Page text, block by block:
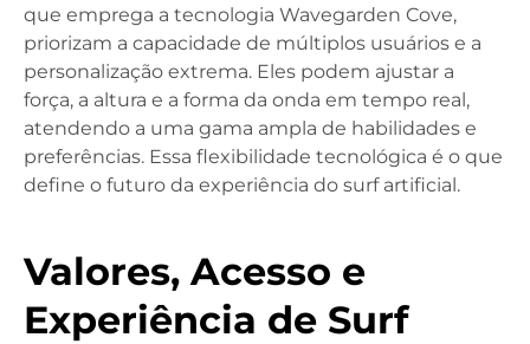
que emprega a tecnologia Wavegarden Cove,
priorizam a capacidade de múltiplos usuários e a
personalização extrema. Eles podem ajustar a
força, a altura e a forma da onda em tempo real,
atendendo a uma gama ampla de habilidades e
preferências. Essa flexibilidade tecnológica é o que
define o futuro da experiência do surf artificial.
Valores, Acesso e
Experiência de Surf